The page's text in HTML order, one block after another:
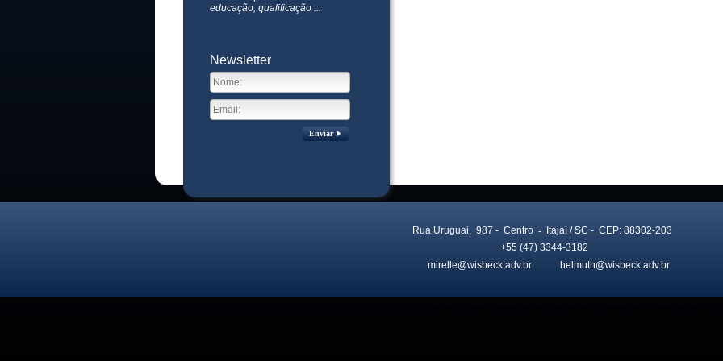
educação, qualificação ...
Newsletter
Enviar
Rua Uruguai, 987 - Centro - Itajaí / SC - CEP: 88302-203
+55 (47) 3344-3182
mirelle@wisbeck.adv.br
helmuth@wisbeck.adv.br